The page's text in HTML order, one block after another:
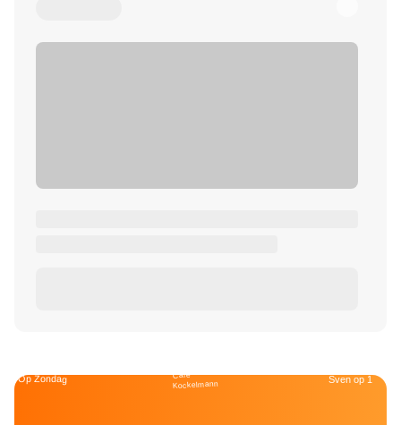
Op Zondag Café
Kockelmann Sven op 1